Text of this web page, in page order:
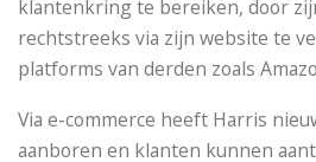
klantenkring te bereiken, door
rechtstreeks via zijn website te
platforms van derden zoals
Via e-commerce heeft Harris
aanboren en klanten kunnen